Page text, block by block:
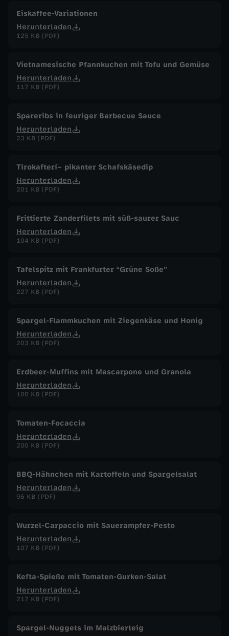
Eiskaffee-Variationen
Herunterladen
125 KB (PDF)
Vietnamesische Pfannkuchen mit Tofu und Gemüse
Herunterladen
117 KB (PDF)
Spareribs in feuriger Barbecue Sauce
Herunterladen
23 KB (PDF)
Tirokafterí– pikanter Schafskäsedip
Herunterladen
201 KB (PDF)
Frittierte Zanderfilets mit süß-saurer Sauc
Herunterladen
104 KB (PDF)
Tafelspitz mit Frankfurter “Grüne Soße”
Herunterladen
227 KB (PDF)
Spargel-Flammkuchen mit Ziegenkäse und Honig
Herunterladen
203 KB (PDF)
Erdbeer-Muffins mit Mascarpone und Granola
Herunterladen
100 KB (PDF)
Tomaten-Focaccia
Herunterladen
200 KB (PDF)
BBQ-Hähnchen mit Kartoffeln und Spargelsalat
Herunterladen
96 KB (PDF)
Wurzel-Carpaccio mit Sauerampfer-Pesto
Herunterladen
107 KB (PDF)
Kefta-Spieße mit Tomaten-Gurken-Salat
Herunterladen
217 KB (PDF)
Spargel-Nuggets im Malzbierteig